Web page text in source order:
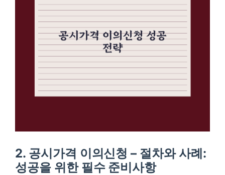
2. 공시가격 이의신청 – 절차와 사례:
성공을 위한 필수 준비사항